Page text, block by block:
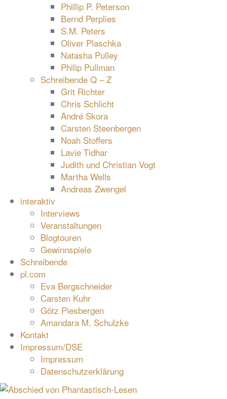
Phillip P. Peterson
Bernd Perplies
S.M. Peters
Oliver Plaschka
Natasha Pulley
Philip Pullman
Schreibende Q – Z
Grit Richter
Chris Schlicht
André Skora
Carsten Steenbergen
Noah Stoffers
Lavie Tidhar
Judith und Christian Vogt
Martha Wells
Andreas Zwengel
interaktiv
Interviews
Veranstaltungen
Blogtouren
Gewinnspiele
Schreibende
pl.com
Eva Bergschneider
Carsten Kuhr
Götz Piesbergen
Amandara M. Schulzke
Kontakt
Impressum/DSE
Impressum
Datenschutzerklärung